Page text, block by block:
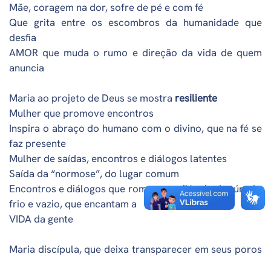
Mãe, coragem na dor, sofre de pé e com fé
Que grita entre os escombros da humanidade que
desfia
AMOR que muda o rumo e direção da vida de quem
anuncia
Maria ao projeto de Deus se mostra resiliente
Mulher que promove encontros
Inspira o abraço do humano com o divino, que na fé se
faz presente
Mulher de saídas, encontros e diálogos latentes
Saída da “normose”, do lugar comum
Encontros e diálogos que rompem o silêncio do túmulo
frio e vazio, que encantam a
VIDA da gente
Maria discípula, que deixa transparecer em seus poros